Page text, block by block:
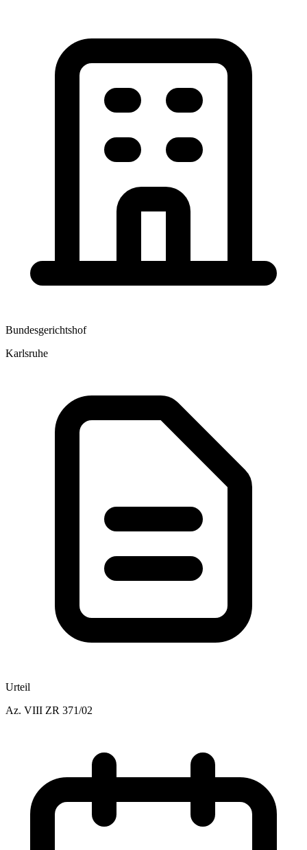
Bundesgerichtshof
Karlsruhe
Urteil
Az. VIII ZR 371/02